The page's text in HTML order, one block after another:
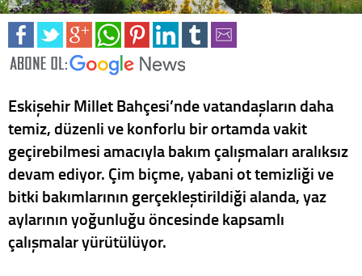
Eskişehir Millet Bahçesi’nde vatandaşların daha
temiz, düzenli ve konforlu bir ortamda vakit
geçirebilmesi amacıyla bakım çalışmaları aralıksız
devam ediyor. Çim biçme, yabani ot temizliği ve
bitki bakımlarının gerçekleştirildiği alanda, yaz
aylarının yoğunluğu öncesinde kapsamlı
çalışmalar yürütülüyor.